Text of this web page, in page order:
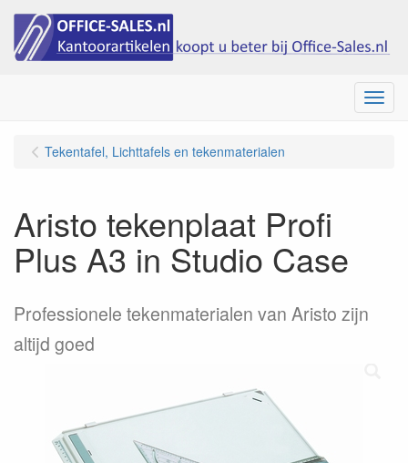
Menu
Tekentafel, Lichttafels en tekenmaterialen
Aristo tekenplaat Profi
Plus A3 in Studio Case
Professionele tekenmaterialen van Aristo zijn
altijd goed